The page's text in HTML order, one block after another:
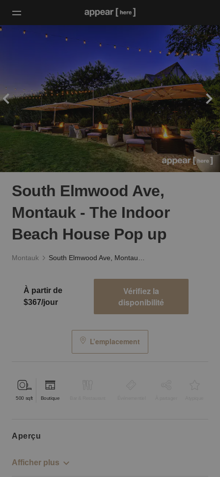
South Elmwood Ave,
Montauk - The Indoor
Beach House Pop up
Montauk
À partir de
$367/jour
Vérifiez la
disponibilité
L’emplacement
500 sqft Boutique
aperçu
Afficher plus